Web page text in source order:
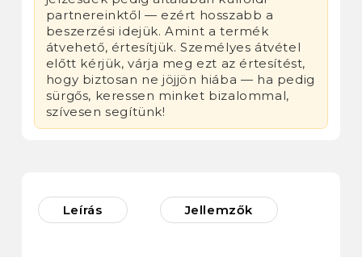
partnereinktől — ezért hosszabb a
beszerzési idejük. Amint a termék
átvehető, értesítjük. Személyes átvétel
előtt kérjük, várja meg ezt az értesítést,
hogy biztosan ne jöjjön hiába — ha pedig
sürgős, keressen minket bizalommal,
szívesen segítünk!
Leírás Jellemzők